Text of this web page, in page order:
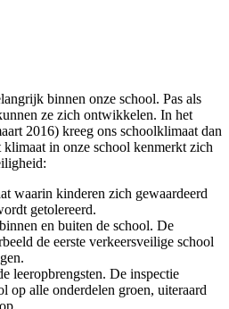
binnen onze school. Pas als
ze zich ontwikkelen. In het
2016) kreeg ons schoolklimaat dan
in onze school kenmerkt zich
waarin kinderen zich gewaardeerd
getolereerd.
en buiten de school. De
de eerste verkeersveilige school
leeropbrengsten. De inspectie
op alle onderdelen groen, uiteraard